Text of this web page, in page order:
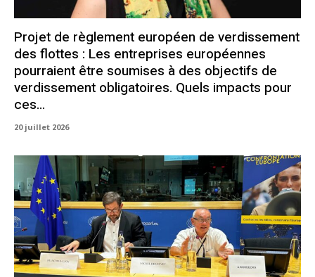
Projet de règlement européen de verdissement
des flottes : Les entreprises européennes
pourraient être soumises à des objectifs de
verdissement obligatoires. Quels impacts pour
ces...
20 juillet 2026